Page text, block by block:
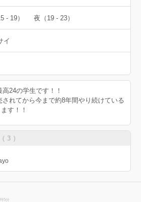
- 19） 夜（19 - 23）
イ
24の学生です！！
れてから今まで約8年間やり続けている
す！！
（ 3 ）
5分